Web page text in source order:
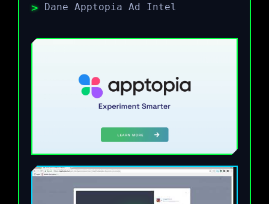
Dane Apptopia Ad Intel